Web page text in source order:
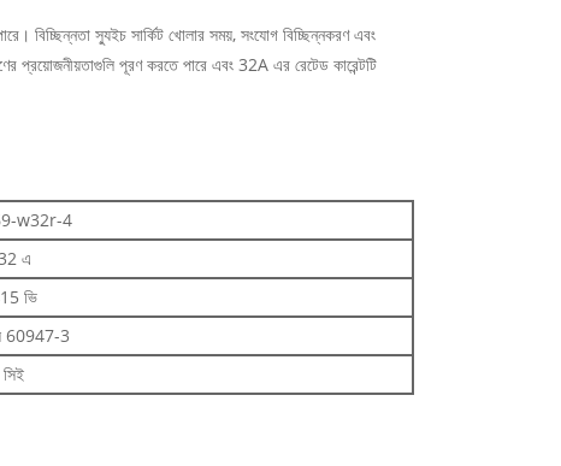
বিচ্ছিন্নতা স্যুইচ সার্কিট খোলার সময়, সংযোগ বিচ্ছিন্নকরণ এবং
প্রয়োজনীয়তাগুলি পূরণ করতে পারে এবং 32A এর রেটেড কারেন্টটি
w32r-4
এ
ভি
60947-3
সিই